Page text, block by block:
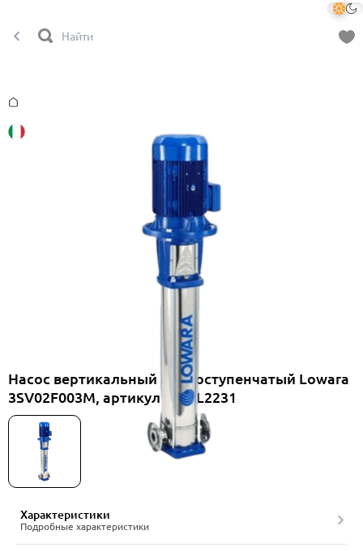
Насос вертикальный многоступенчатый Lowara
3SV02F003M, артикул 1016L2231
Характеристики
Подробные характеристики